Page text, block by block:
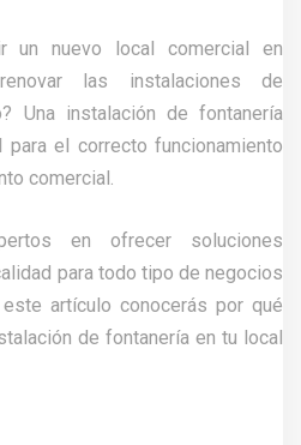
un nuevo local comercial en
las instalaciones de
Una instalación de fontanería
para el correcto funcionamiento
comercial.
en ofrecer soluciones
para todo tipo de negocios
artículo conocerás por qué
de fontanería en tu local